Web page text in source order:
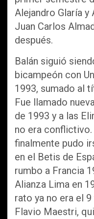
Alejandro Glaría y
Juan Carlos
después.
Balán siguió
bicampeón con
1993, sumado al
Fue llamado
de 1993 y a las
no era conflictivo.
finalmente pudo
en el Betis de
rumbo a Francia
Alianza Lima en
rato ya no era el
Flavio Maestri,